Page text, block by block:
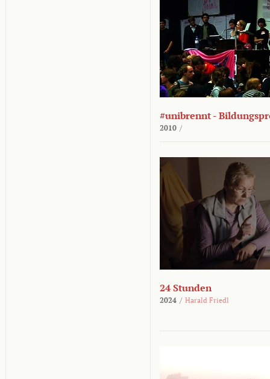
#unibrennt -
2010 /
24 Stunden
2024 / Harald Friedl